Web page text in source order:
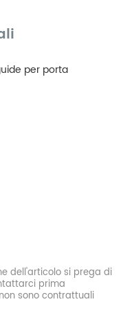
per porta
dell'articolo si prega di
prima
sono contrattuali